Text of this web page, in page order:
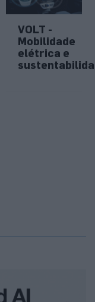
VOLT -
Mobilidade
elétrica e